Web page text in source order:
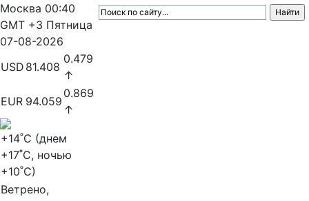
Москва 00:40
GMT +3 Пятница
07-08-2026
USD 81.408
0.479
↑
EUR 94.059
0.869
↑
+14˚C (днем
+17˚C, ночью
+10˚C)
Ветрено,